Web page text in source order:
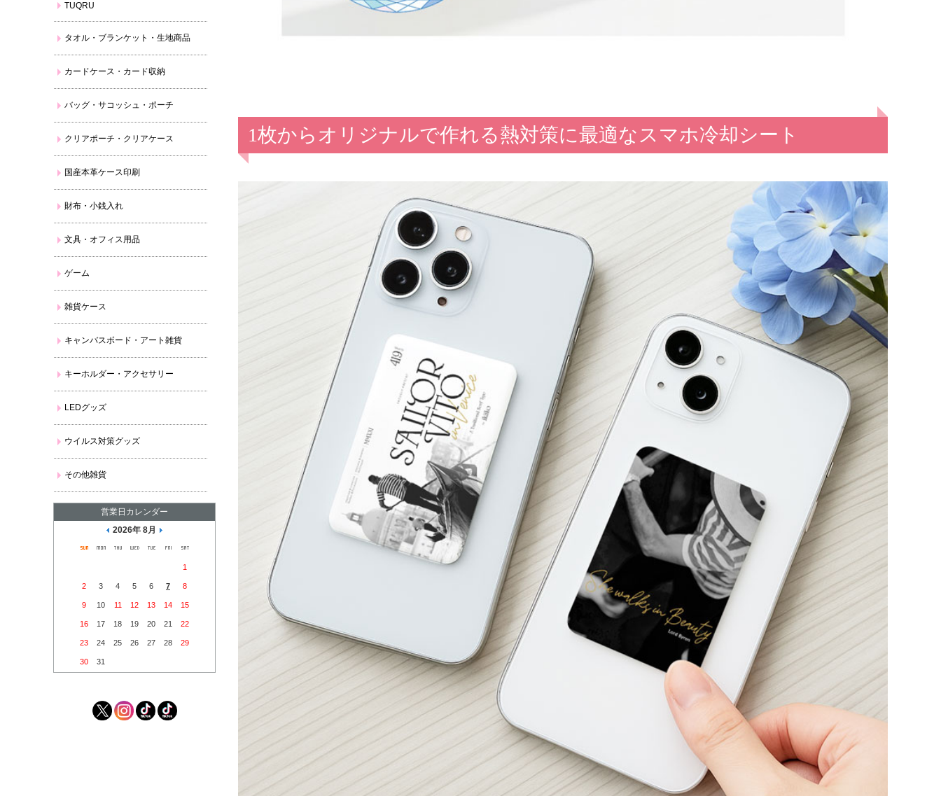
TUQRU
タオル・ブランケット・生地商品
カードケース・カード収納
バッグ・サコッシュ・ポーチ
クリアポーチ・クリアケース
国産本革ケース印刷
財布・小銭入れ
文具・オフィス用品
ゲーム
雑貨ケース
キャンバスボード・アート雑貨
キーホルダー・アクセサリー
LEDグッズ
ウイルス対策グッズ
その他雑貨
営業日カレンダー
2026年 8月
1
2 3 4 5 6 7 8
9 10 11 12 13 14 15
16 17 18 19 20 21 22
23 24 25 26 27 28 29
30 31
1枚からオリジナルで作れる熱対策に最適なスマホ冷却シート